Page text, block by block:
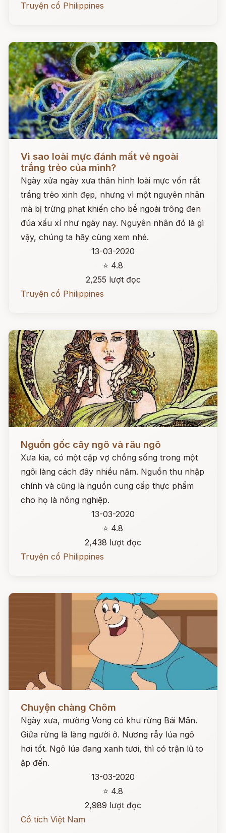
Truyện cổ Philippines
Vì sao loài mực đánh mất vẻ ngoài
trắng trẻo của mình?
Ngày xửa ngày xưa thân hình loài mực vốn rất
trắng trẻo xinh đẹp, nhưng vì một nguyên nhân
mà bị trừng phạt khiến cho bề ngoài trông đen
đúa xấu xí như ngày nay. Nguyên nhân đó là gì
vậy, chúng ta hãy cùng xem nhé.
13-03-2020
⭐ 4.8
2,255 lượt đọc
Truyện cổ Philippines
Đọc ngay
Nguồn gốc cây ngô và râu ngô
Xưa kia, có một cặp vợ chồng sống trong một
ngôi làng cách đây nhiều năm. Nguồn thu nhập
chính và cũng là nguồn cung cấp thực phẩm
cho họ là nông nghiệp.
13-03-2020
⭐ 4.8
2,438 lượt đọc
Truyện cổ Philippines
Chuyện chàng Chôm
Ngày xưa, mường Vong có khu rừng Bái Mân.
Giữa rừng là làng người ở. Nương rẫy lúa ngô
hơi tốt. Ngô lúa đang xanh tươi, thì có trận lũ to
ập đến.
13-03-2020
⭐ 4.8
2,989 lượt đọc
Cổ tích Việt Nam